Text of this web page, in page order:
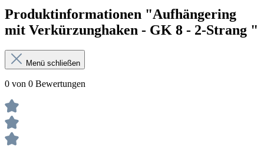
Produktinformationen "Aufhängering
mit Verkürzunghaken - GK 8 - 2-Strang "
Menü schließen
0 von 0 Bewertungen